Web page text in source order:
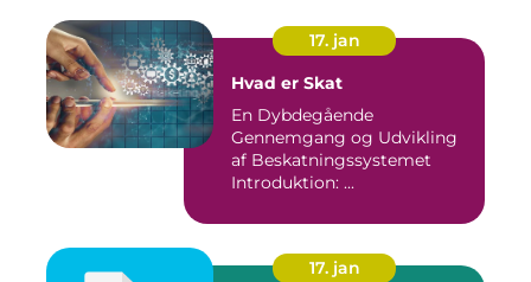
17. jan
Hvad er Skat
En Dybdegående
Gennemgang og Udvikling
af Beskatningssystemet
Introduktion: ...
17. jan